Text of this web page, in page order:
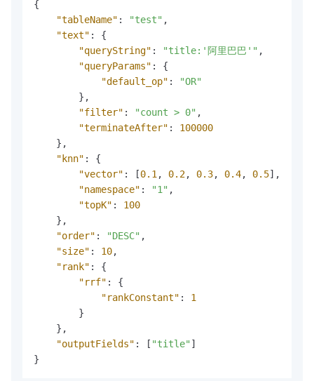
{
"tableName" : "test" ,
"text" :
{
"queryString" : "title:'阿里巴巴'" ,
"queryParams" :
{
"default_op" :
"OR"
} ,
"filter" : "count > 0" ,
"terminateAfter" :
100000
} ,
"knn" :
{
"vector" : [0.1 , 0.2, 0.3, 0.4, 0.5] ,
"namespace" : "1" ,
"topK" :
100
} ,
"order" : "DESC" ,
"size" : 10,
"rank" :
{
"rrf" :
{
"rankConstant" :
1
}
} ,
"outputFields" : [ "title" ]
}